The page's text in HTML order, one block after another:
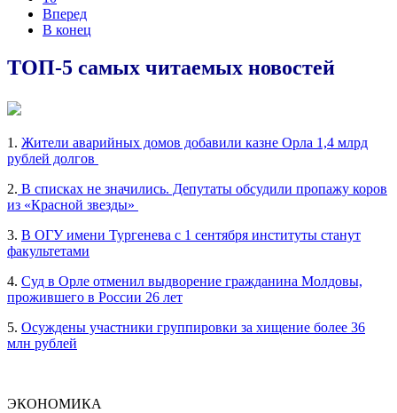
Вперед
В конец
ТОП-5 самых читаемых новостей
1. Жители аварийных домов добавили казне Орла 1,4 млрд
рублей долгов
2. В списках не значились. Депутаты обсудили пропажу коров
из «Красной звезды»
3. В ОГУ имени Тургенева с 1 сентября институты станут
факультетами
4. Суд в Орле отменил выдворение гражданина Молдовы,
прожившего в России 26 лет
5. Осуждены участники группировки за хищение более 36
млн рублей
ЭКОНОМИКА